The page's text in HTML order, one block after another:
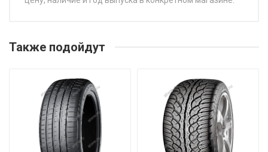
Pirelli P Zero (PZ5) 225/40R18 92Y
Pirelli P Zero (PZ5) 235/35R19 91Y
Pirelli P Zero (PZ5) 245/35R19 93Y
Также подойдут